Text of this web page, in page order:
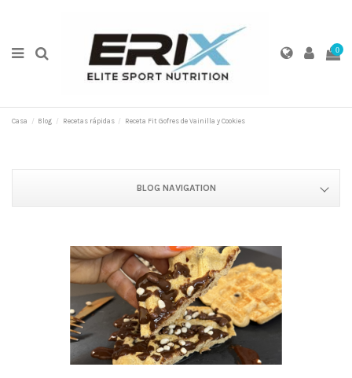
0
Casa Blog Recetas rápidas Receta Fit Gofres de Vainilla y Cookies
BLOG NAVIGATION